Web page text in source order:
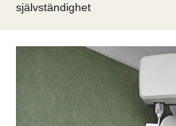
självständighet